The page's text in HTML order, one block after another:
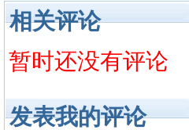
相关评论
暂时还没有评论
发表我的评论